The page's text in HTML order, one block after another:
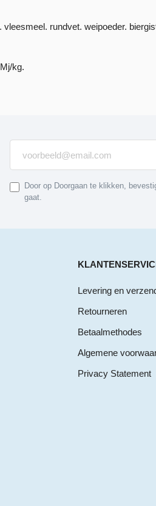
rundvet. weipoeder.
kg.
Door op Doorgaan te klikken,
gaat.
Levering en
Retourneren
Betaalmethodes
Algemene
Privacy Statement